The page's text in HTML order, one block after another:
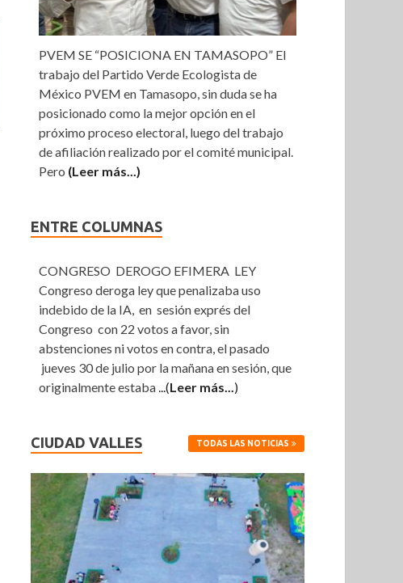
PVEM SE “POSICIONA EN TAMASOPO” El
trabajo del Partido Verde Ecologista de
México PVEM en Tamasopo, sin duda se ha
posicionado como la mejor opción en el
próximo proceso electoral, luego del trabajo
de afiliación realizado por el comité municipal.
Pero (Leer más...)
ENTRE COLUMNAS
CONGRESO DEROGO EFIMERA LEY
Congreso deroga ley que penalizaba uso
indebido de la IA, en sesión exprés del
Congreso con 22 votos a favor, sin
abstenciones ni votos en contra, el pasado
jueves 30 de julio por la mañana en sesión, que
originalmente estaba...(Leer más...)
CIUDAD VALLES TODAS LAS NOTICIAS